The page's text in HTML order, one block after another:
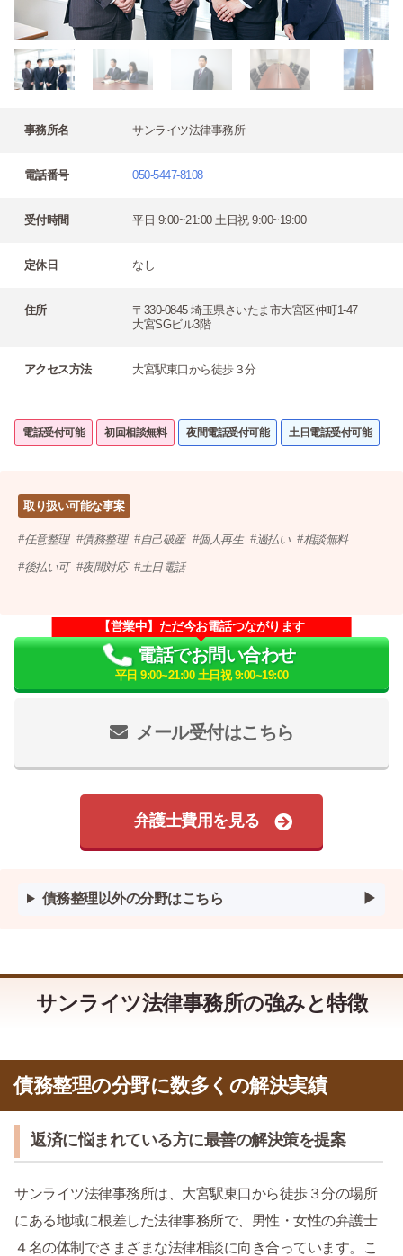
事務所名 サンライツ法律事務所
電話番号 050-5447-8108
受付時間 平日 9:00~21:00 土日祝 9:00~19:00
定休日 なし
住所
〒330-0845 埼玉県さいたま市大宮区仲町1-47
大宮SGビル3階
アクセス方法 大宮駅東口から徒歩３分
電話受付可能 初回相談無料 夜間電話受付可能 土日電話受付可能
取り扱い可能な事案
任意整理 債務整理 自己破産 個人再生 過払い 相談無料
後払い可 夜間対応 土日電話
メール受付はこちら
【営業中】ただ今お電話つながります
電話でお問い合わせ
平日 9:00~21:00 土日祝 9:00~19:00
弁護士費用を見る
債務整理以外の分野はこちら
サンライツ法律事務所の強みと特徴
債務整理の分野に数多くの解決実績
返済に悩まれている方に最善の解決策を提案
サンライツ法律事務所は、大宮駅東口から徒歩３分の場所
にある地域に根差した法律事務所で、男性・女性の弁護士
４名の体制でさまざまな法律相談に向き合っています。こ